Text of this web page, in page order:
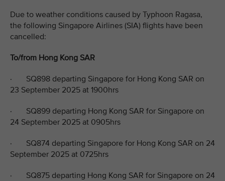
Due to weather conditions caused by Typhoon Ragasa,
the following Singapore Airlines (SIA) flights have been
cancelled:
To/from Hong Kong SAR
· SQ898 departing Singapore for Hong Kong SAR on
23 September 2025 at 1900hrs
· SQ899 departing Hong Kong SAR for Singapore on
24 September 2025 at 0905hrs
· SQ874 departing Singapore for Hong Kong SAR on 24
September 2025 at 0725hrs
· SQ875 departing Hong Kong SAR for Singapore on 24